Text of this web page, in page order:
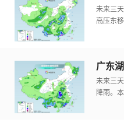
未来三
高压东
广东
未来三
降雨。